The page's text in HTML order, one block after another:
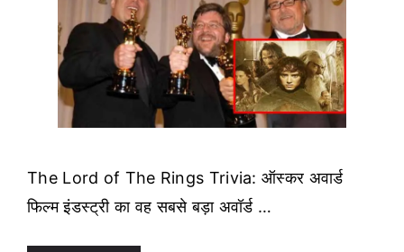
The Lord of The Rings Trivia: ऑस्कर अवार्ड
फिल्म इंडस्ट्री का वह सबसे बड़ा अवॉर्ड …